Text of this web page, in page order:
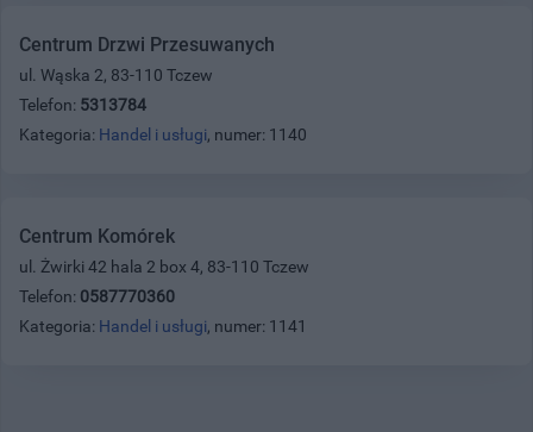
Centrum Drzwi Przesuwanych
ul. Wąska 2, 83-110 Tczew
Telefon: 5313784
Kategoria: Handel i usługi, numer: 1140
Centrum Komórek
ul. Żwirki 42 hala 2 box 4, 83-110 Tczew
Telefon: 0587770360
Kategoria: Handel i usługi, numer: 1141